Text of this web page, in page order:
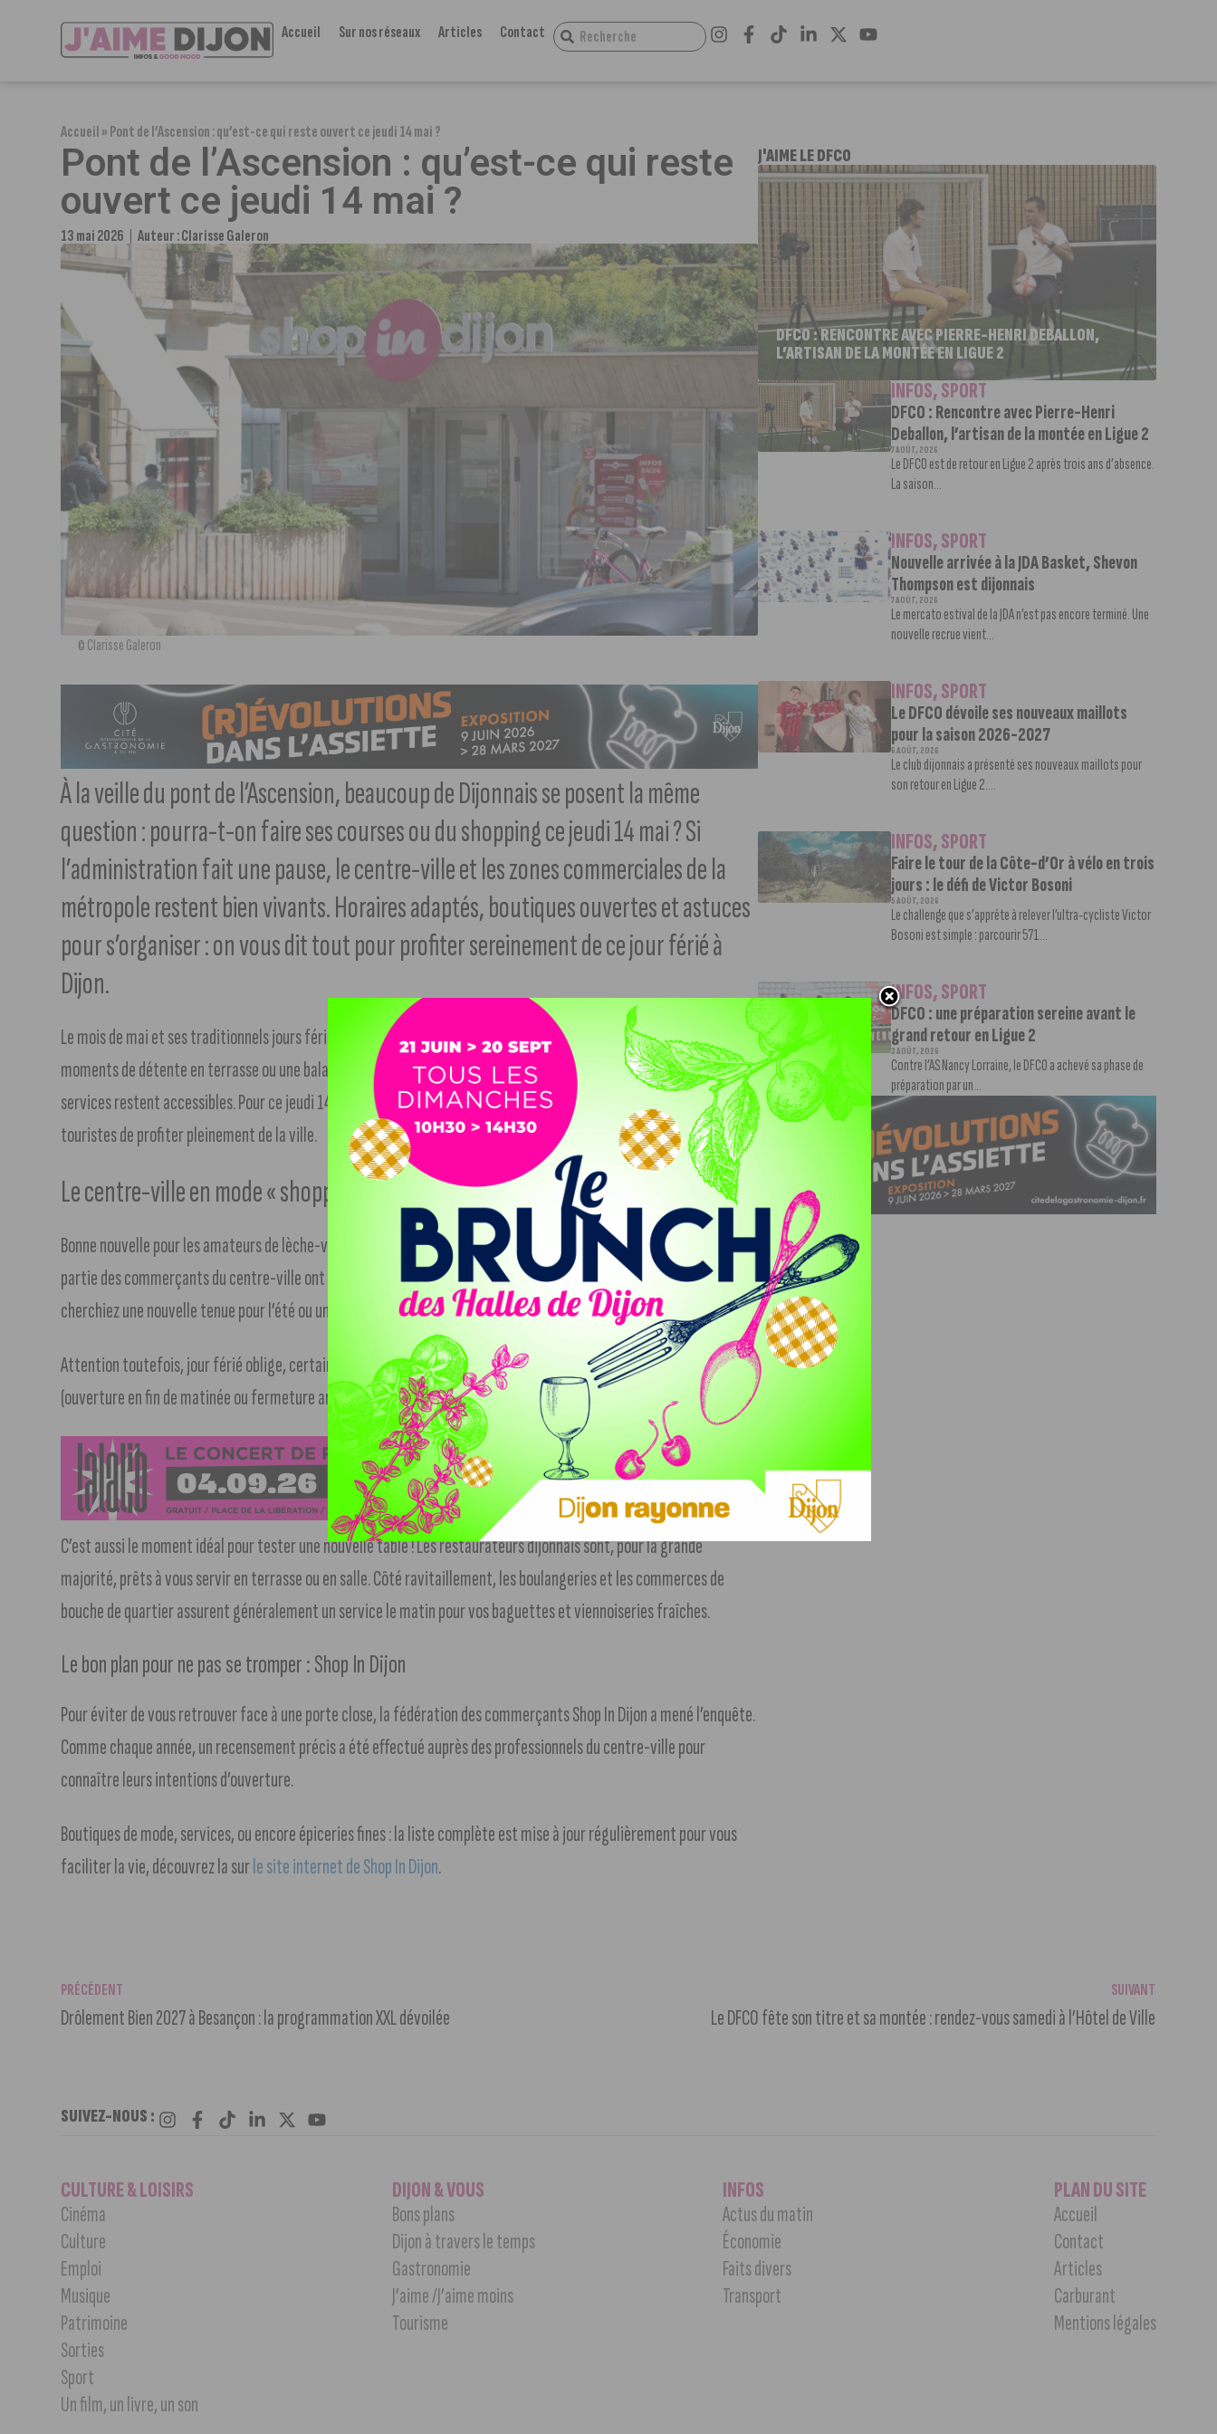
Accueil Sur nos réseaux Articles Contact
Accueil»Pont de l’Ascension : qu’est-ce qui reste ouvert ce jeudi 14 mai ?
Pont de l’Ascension : qu’est-ce qui reste
ouvert ce jeudi 14 mai ?
13 mai 2026 Auteur :Clarisse Galeron
© Clarisse Galeron
À la veille du pont de l’Ascension, beaucoup de Dijonnais se posent la même
question : pourra-t-on faire ses courses ou du shopping ce jeudi 14 mai ? Si
l’administration fait une pause, le centre-ville et les zones commerciales de la
métropole restent bien vivants. Horaires adaptés, boutiques ouvertes et astuces
pour s’organiser : on vous dit tout pour profiter sereinement de ce jour férié à
Dijon.
Le mois de mai et ses traditionnels jours fériés nous offrent souvent un avant-goût de vacances. Mais entre deux
moments de détente en terrasse ou une balade au Parc de la Colombière, il n’est pas toujours facile de savoir quels
services restent accessibles. Pour ce jeudi 14 mai, la cité des Ducs s’adapte pour permettre aux habitants et aux
touristes de profiter pleinement de la ville.
Le centre-ville en mode « shopping »
Bonne nouvelle pour les amateurs de lèche-vitrine : le cœur historique de Dijon ne baisse pas le rideau ! Une grande
partie des commerçants du centre-ville ont choisi de rester ouverts pour accueillir les promeneurs. Que vous
cherchiez une nouvelle tenue pour l’été ou un cadeau de dernière minute, vous devriez trouver votre bonheur.
Attention toutefois, jour férié oblige, certains établissements peuvent appliquer des horaires dits « de dimanche »
(ouverture en fin de matinée ou fermeture anticipée).
C’est aussi le moment idéal pour tester une nouvelle table ! Les restaurateurs dijonnais sont, pour la grande
majorité, prêts à vous servir en terrasse ou en salle. Côté ravitaillement, les boulangeries et les commerces de
bouche de quartier assurent généralement un service le matin pour vos baguettes et viennoiseries fraîches.
Le bon plan pour ne pas se tromper : Shop In Dijon
Pour éviter de vous retrouver face à une porte close, la fédération des commerçants Shop In Dijon a mené l’enquête.
Comme chaque année, un recensement précis a été effectué auprès des professionnels du centre-ville pour
connaître leurs intentions d’ouverture.
Boutiques de mode, services, ou encore épiceries fines : la liste complète est mise à jour régulièrement pour vous
faciliter la vie, découvrez la surle site internet de Shop In Dijon.
J'AIME LE DFCO
DFCO : RENCONTRE AVEC PIERRE-HENRI DEBALLON,
L’ARTISAN DE LA MONTÉE EN LIGUE 2
INFOS,SPORT
DFCO : Rencontre avec Pierre-Henri
Deballon, l’artisan de la montée en Ligue 2
7 AOÛT, 2026
Le DFCO est de retour en Ligue 2 après trois ans d’absence.
La saison...
INFOS,SPORT
Nouvelle arrivée à la JDA Basket, Shevon
Thompson est dijonnais
7 AOÛT, 2026
Le mercato estival de la JDA n’est pas encore terminé. Une
nouvelle recrue vient...
INFOS,SPORT
Le DFCO dévoile ses nouveaux maillots
pour la saison 2026-2027
6 AOÛT, 2026
Le club dijonnais a présenté ses nouveaux maillots pour
son retour en Ligue 2....
INFOS,SPORT
Faire le tour de la Côte-d’Or à vélo en trois
jours : le défi de Victor Bosoni
5 AOÛT, 2026
Le challenge que s’apprête à relever l’ultra-cycliste Victor
Bosoni est simple : parcourir 571...
INFOS,SPORT
DFCO : une préparation sereine avant le
grand retour en Ligue 2
3 AOÛT, 2026
Contre l’AS Nancy Lorraine, le DFCO a achevé sa phase de
préparation par un...
PRÉCÉDENT
Drôlement Bien 2027 à Besançon : la programmation XXL dévoilée
SUIVANT
Le DFCO fête son titre et sa montée : rendez-vous samedi à l’Hôtel de Ville
SUIVEZ-NOUS :
CULTURE & LOISIRS
Cinéma
Culture
Emploi
Musique
Patrimoine
Sorties
Sport
Un film, un livre, un son
DIJON & VOUS
Bons plans
Dijon à travers le temps
Gastronomie
J’aime /J’aime moins
Tourisme
INFOS
Actus du matin
Économie
Faits divers
Transport
PLAN DU SITE
Accueil
Contact
Articles
Carburant
Mentions légales